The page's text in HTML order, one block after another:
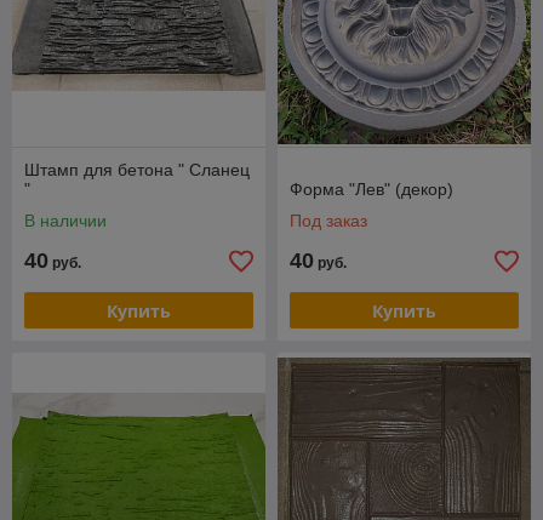
Штамп для бетона " Сланец
"
В наличии
40 руб.
Купить
Форма "Лев" (декор)
Под заказ
40 руб.
Купить